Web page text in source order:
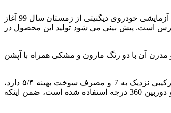
غلامرضا محمدی، قائم مقام اجرایی مدیر عامل بهمن موتور با اشاره به آغاز تولید انبوه محصول جدید گروه بهمن درباره روند تولید دیگنیتی اظهار داشت: تولید آزمایشی خودروی دیگنیتی از زمستان سال 99 آغاز
است. پیش بینی می شود تولید این محصول در
می شود و همچنین تریم داخلی لوکس و مدرن آن با دو رنگ مارون و مشکی همراه با آپشن
محمدی با بیان اینکه محصول جدید شرکت بهمن موتور دارای موتور ۱/۵ لیتری توربو شارژ، قدرت 150 اسب بخار، گشتاور 220 نیوتن متر، مصرف سوخت ترکیبی نزدیک به 7 و مصرف سوخت بهینه ۵/۴ دارد،
گفت: در دیگنیتی از گیربکس CVT، صفحه نمایشگر لمسی، فرمان اسپرت دی کات، دوربین ثبت کننده رانندگی، کیسه هوای راننده سرنشین جلو و جانبی و دوربین 360 درجه استفاده شده است، ضمن اینکه